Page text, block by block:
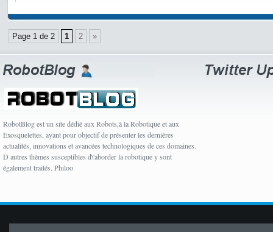
Page 1 de 2 1 2 »
RobotBlog est un site dédié aux Robots,à la Robotique et aux
Exosquelettes, ayant pour objectif de présenter les dernières
actualités, innovations et avancées technologiques de ces domaines.
D autres thèmes susceptibles d\'aborder la robotique y sont
également traités. Philoo